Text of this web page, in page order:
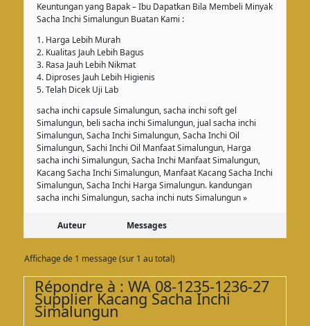
Keuntungan yang Bapak – Ibu Dapatkan Bila Membeli Minyak
Sacha Inchi Simalungun Buatan Kami :
1. Harga Lebih Murah
2. Kualitas Jauh Lebih Bagus
3. Rasa Jauh Lebih Nikmat
4. Diproses Jauh Lebih Higienis
5. Telah Dicek Uji Lab
sacha inchi capsule Simalungun, sacha inchi soft gel
Simalungun, beli sacha inchi Simalungun, jual sacha inchi
Simalungun, Sacha Inchi Simalungun, Sacha Inchi Oil
Simalungun, Sachi Inchi Oil Manfaat Simalungun, Harga
sacha inchi Simalungun, Sacha Inchi Manfaat Simalungun,
Kacang Sacha Inchi Simalungun, Manfaat Kacang Sacha Inchi
Simalungun, Sacha Inchi Harga Simalungun. kandungan
sacha inchi Simalungun, sacha inchi nuts Simalungun »
Auteur Messages
Affichage de 1 message (sur 1 au total)
Répondre à : WA 08-1235-1236-27
Supplier Kacang Sacha Inchi
Simalungun